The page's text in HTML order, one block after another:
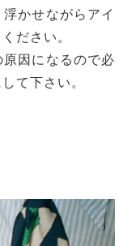
かせながらアイ
ださい。
因になるので必
て下さい。